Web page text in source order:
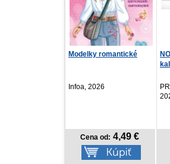
NOTIQUE Stolový
PRESCOGROUP SK,
Cena od: 2,07 €
4